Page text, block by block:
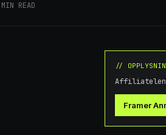
MIN READ
//
Framer